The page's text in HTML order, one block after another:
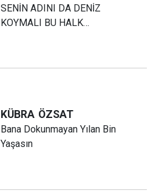
SENİN ADINI DA DENİZ
KOYMALI BU HALK…
KÜBRA ÖZSAT
Bana Dokunmayan Yılan Bin
Yaşasın